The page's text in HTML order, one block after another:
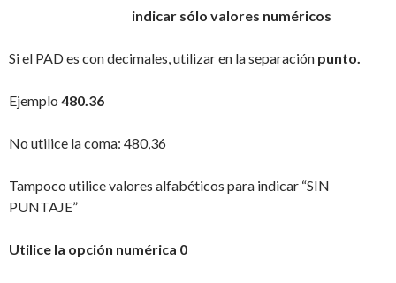
indicar sólo valores numéricos
Si el PAD es con decimales, utilizar en la separación punto.
Ejemplo 480.36
No utilice la coma: 480,36
Tampoco utilice valores alfabéticos para indicar “SIN
PUNTAJE”
Utilice la opción numérica 0